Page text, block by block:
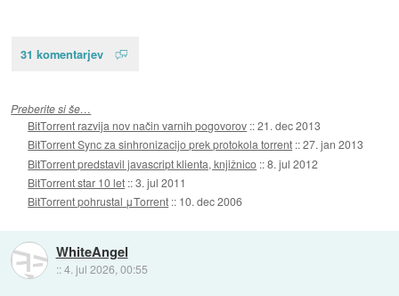
31 komentarjev
Preberite si še…
BitTorrent razvija nov način varnih pogovorov ::21. dec 2013
BitTorrent Sync za sinhronizacijo prek protokola torrent ::27. jan 2013
BitTorrent predstavil javascript klienta, knjižnico ::8. jul 2012
BitTorrent star 10 let ::3. jul 2011
BitTorrent pohrustal μTorrent :: 10. dec 2006
WhiteAngel
::4. jul 2026, 00:55